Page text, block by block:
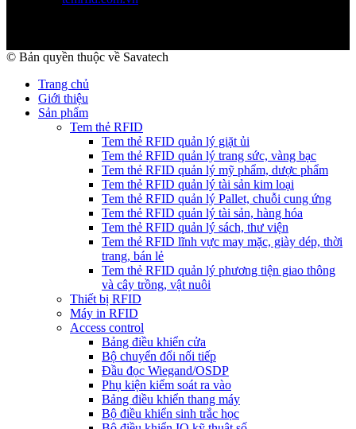
© Bản quyền thuộc về Savatech
Trang chủ
Giới thiệu
Sản phẩm
Tem thẻ RFID
Tem thẻ RFID quản lý giặt ủi
Tem thẻ RFID quản lý trang sức, vàng bạc
Tem thẻ RFID quản lý mỹ phẩm, dược phẩm
Tem thẻ RFID quản lý tài sản kim loại
Tem thẻ RFID quản lý Pallet, chuỗi cung ứng
Tem thẻ RFID quản lý tài sản, hàng hóa
Tem thẻ RFID quản lý sách, thư viện
Tem thẻ RFID lĩnh vực may mặc, giày dép, thời
trang, bán lẻ
Tem thẻ RFID quản lý phương tiện giao thông
và cây trồng, vật nuôi
Thiết bị RFID
Máy in RFID
Access control
Bảng điều khiển cửa
Bộ chuyển đổi nối tiếp
Đầu đọc Wiegand/OSDP
Phụ kiện kiểm soát ra vào
Bảng điều khiển thang máy
Bộ điều khiển sinh trắc học